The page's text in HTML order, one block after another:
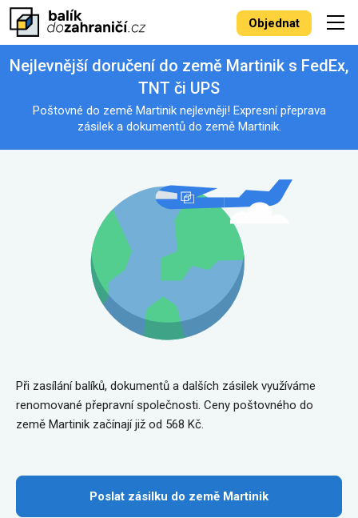
Objednat
Nejlevnější doručení do země Martinik s FedEx,
TNT či UPS
Poštovné do země Martinik nejlevněji! Expresní přeprava
zásilek a dokumentů do země Martinik.
Při zasílání balíků, dokumentů a dalších zásilek využíváme
renomované přepravní společnosti. Ceny poštovného do
země Martinik začínají již od 568 Kč.
Poslat zásilku do země Martinik